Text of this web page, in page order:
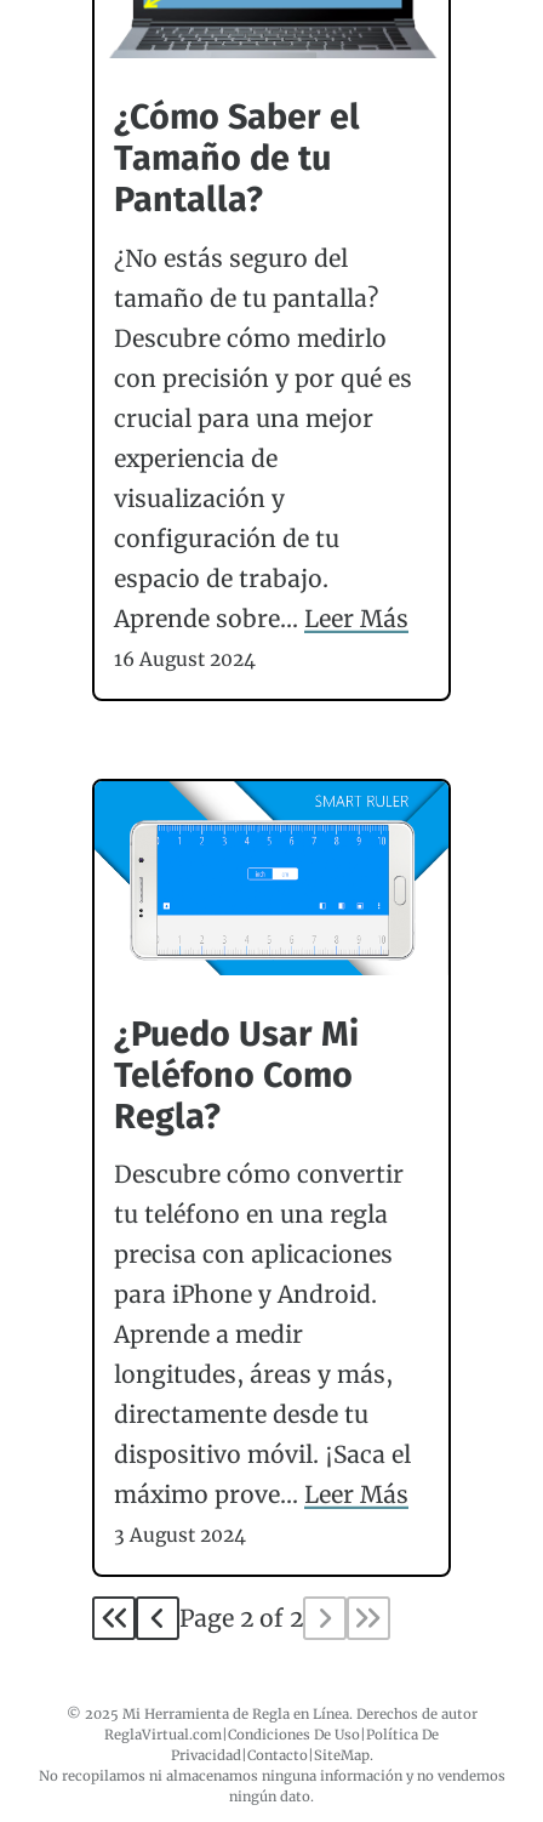
¿Cómo Saber el
Tamaño de tu
Pantalla?
¿No estás seguro del
tamaño de tu pantalla?
Descubre cómo medirlo
con precisión y por qué es
crucial para una mejor
experiencia de
visualización y
configuración de tu
espacio de trabajo.
Aprende sobre... Leer Más
16 August 2024
¿Puedo Usar Mi
Teléfono Como
Regla?
Descubre cómo convertir
tu teléfono en una regla
precisa con aplicaciones
para iPhone y Android.
Aprende a medir
longitudes, áreas y más,
directamente desde tu
dispositivo móvil. ¡Saca el
máximo prove... Leer Más
3 August 2024
Page 2 of 2
© 2025 Mi Herramienta de Regla en Línea. Derechos de autor
ReglaVirtual.com |Condiciones De Uso| Política De
Privacidad |Contacto|SiteMap.
No recopilamos ni almacenamos ninguna información y no vendemos
ningún dato.